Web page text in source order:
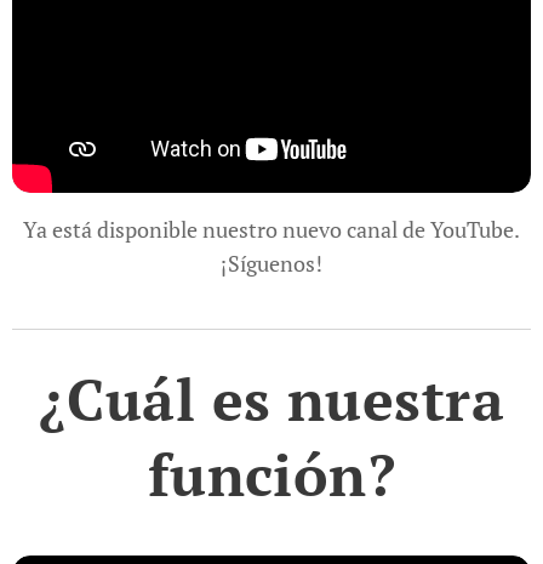
Ya está disponible nuestro nuevo canal de YouTube.
¡Síguenos!
¿Cuál es nuestra
función?